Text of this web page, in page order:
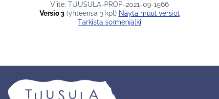
Viite: TUUSULA-PROP-2021-09-1566
Versio 3(yhteensä 3 kpl)
näytä muut versiot
Tarkista sormenjälki